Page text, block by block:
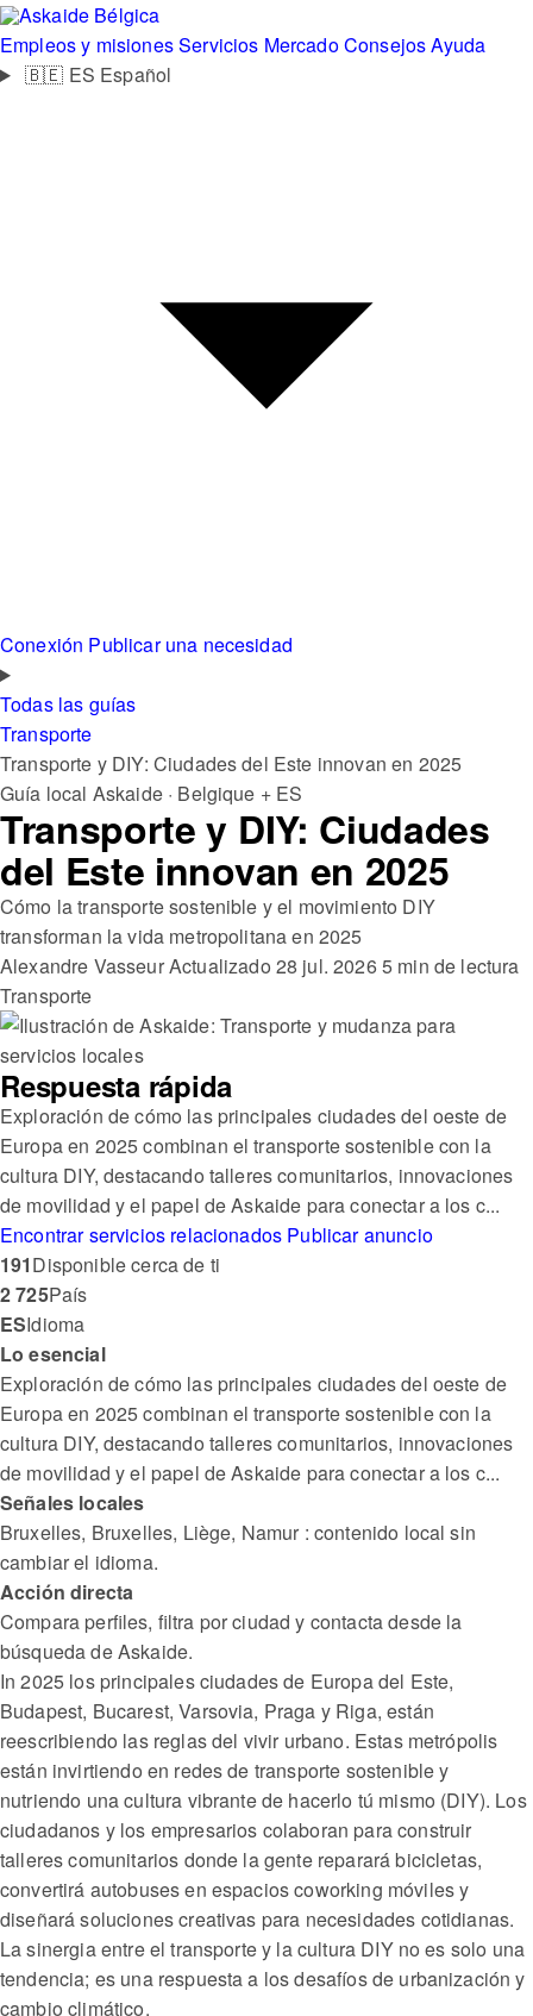
Bélgica
Empleos y misionesServicios MercadoConsejosAyuda
🇧🇪 ES Español
Conexión Publicar una necesidad
Todas las guías
Transporte
Transporte y DIY: Ciudades del Este innovan en 2025
Guía local Askaide · Belgique + ES
Transporte y DIY: Ciudades
del Este innovan en 2025
Cómo la transporte sostenible y el movimiento DIY
transforman la vida metropolitana en 2025
Alexandre VasseurActualizado 28 jul. 20265 min de lectura
Transporte
Respuesta rápida
Exploración de cómo las principales ciudades del oeste de
Europa en 2025 combinan el transporte sostenible con la
cultura DIY, destacando talleres comunitarios, innovaciones
de movilidad y el papel de Askaide para conectar a los c...
Encontrar servicios relacionados Publicar anuncio
191Disponible cerca de ti
2 725País
ESIdioma
Lo esencial
Exploración de cómo las principales ciudades del oeste de
Europa en 2025 combinan el transporte sostenible con la
cultura DIY, destacando talleres comunitarios, innovaciones
de movilidad y el papel de Askaide para conectar a los c...
Señales locales
Bruxelles, Bruxelles, Liège, Namur : contenido local sin
cambiar el idioma.
Acción directa
Compara perfiles, filtra por ciudad y contacta desde la
búsqueda de Askaide.
In 2025 los principales ciudades de Europa del Este,
Budapest, Bucarest, Varsovia, Praga y Riga, están
reescribiendo las reglas del vivir urbano. Estas metrópolis
están invirtiendo en redes de transporte sostenible y
nutriendo una cultura vibrante de hacerlo tú mismo (DIY). Los
ciudadanos y los empresarios colaboran para construir
talleres comunitarios donde la gente reparará bicicletas,
convertirá autobuses en espacios coworking móviles y
diseñará soluciones creativas para necesidades cotidianas.
La sinergia entre el transporte y la cultura DIY no es solo una
tendencia; es una respuesta a los desafíos de urbanización y
cambio climático.